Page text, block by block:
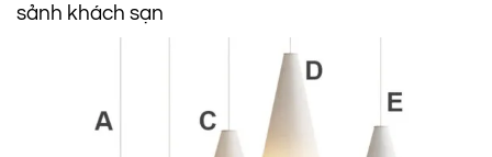
sảnh khách sạn